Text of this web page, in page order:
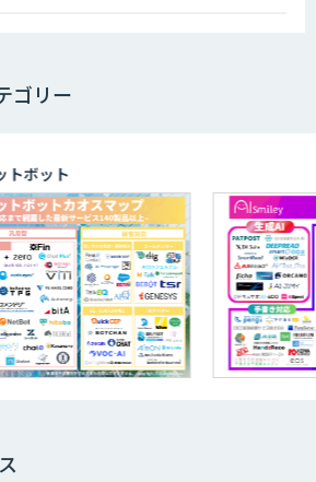
グミーツ powered by GPT-4
AI Flow byGMO
NEXUS
ゴリー
ト